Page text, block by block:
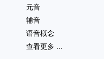
元音
辅音
语音概念
查看更多 ...